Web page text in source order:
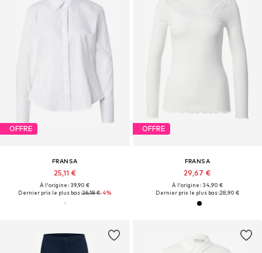
OFFRE
FRANSA
25,11 €
À l'origine : 39,90 €
Dernier prix le plus bas :26,18 €-4%
OFFRE
FRANSA
29,67 €
À l'origine : 34,90 €
Dernier prix le plus bas :28,90 €